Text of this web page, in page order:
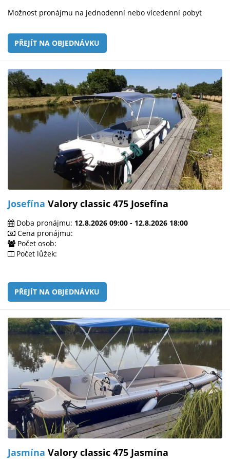
Možnost pronájmu na jednodenní nebo vícedenní pobyt
PŘEJÍT NA OBJEDNÁVKU
Josefína Valory classic 475 Josefína
Doba pronájmu: 12.8.2026 09:00 - 12.8.2026 18:00
Cena pronájmu:
Počet osob:
Počet lůžek:
PŘEJÍT NA OBJEDNÁVKU
Jasmína Valory classic 475 Jasmína